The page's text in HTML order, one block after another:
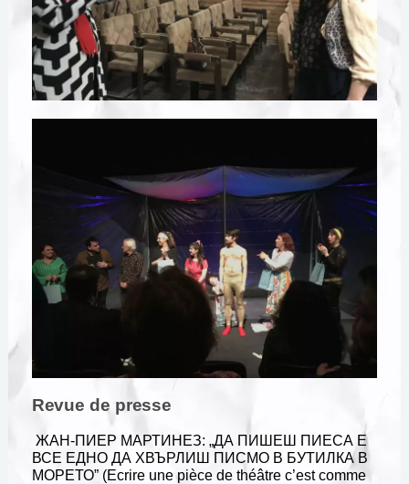
Revue de presse
ЖАН-ПИЕР МАРТИНЕЗ: „ДА ПИШЕШ ПИЕСА Е
ВСЕ ЕДНО ДА ХВЪРЛИШ ПИСМО В БУТИЛКА В
МОРЕТО” (Ecrire une pièce de théâtre c’est comme